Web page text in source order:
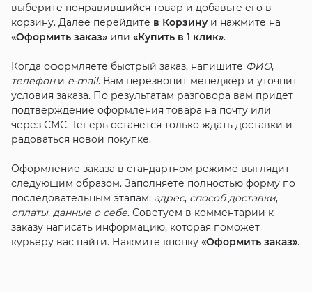
выберите понравившийся товар и добавьте его в
корзину. Далее перейдите в Корзинуи нажмите на
«Оформить заказ»или «Купить в 1 клик».
Когда оформляете быстрый заказ, напишите ФИО,
телефони e-mail. Вам перезвонит менеджер и уточнит
условия заказа. По результатам разговора вам придет
подтверждение оформления товара на почту или
через СМС. Теперь останется только ждать доставки и
радоваться новой покупке.
Оформление заказа в стандартном режиме выглядит
следующим образом. Заполняете полностью форму по
последовательным этапам: адрес, способ доставки,
оплаты, данные о себе. Советуем в комментарии к
заказу написать информацию, которая поможет
курьеру вас найти. Нажмите кнопку «Оформить заказ».